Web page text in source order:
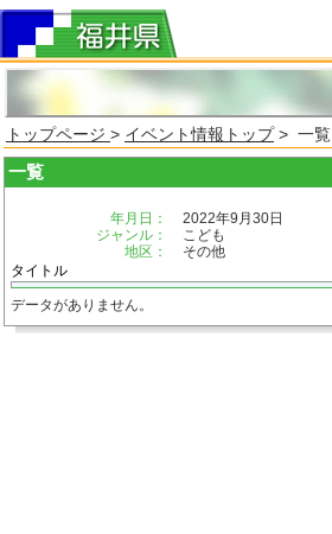
トップページ > イベント情報トップ> 一覧
一覧
年月日：
2022年9月30日
ジャンル：
こども
地区：
その他
タイトル
データがありません。